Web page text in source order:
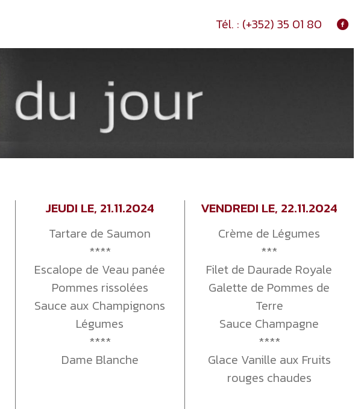
Tél. : (+352) 35 01 80
JEUDI LE, 21.11.2024
Tartare de Saumon
****
Escalope de Veau panée
Pommes rissolées
Sauce aux Champignons
Légumes
****
Dame Blanche
VENDREDI LE, 22.11.2024
Crème de Légumes
***
Filet de Daurade Royale
Galette de Pommes de
Terre
Sauce Champagne
****
Glace Vanille aux Fruits
rouges chaudes